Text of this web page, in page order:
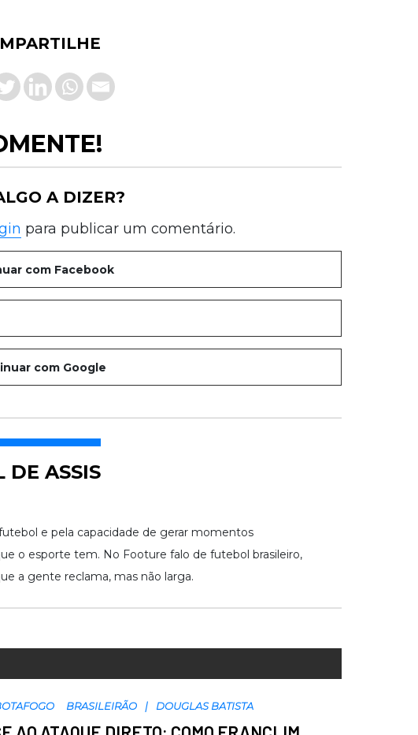
A DIZER?
para publicar um comentário.
DE ASSIS
e pela capacidade de gerar momentos
o esporte tem. No Footure falo de futebol brasileiro,
a gente reclama, mas não larga.
BRASILEIRÃO DOUGLAS BATISTA